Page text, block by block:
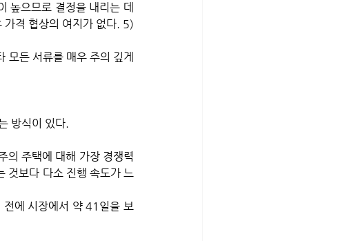
높으므로 결정을 내리는 데
가격 협상의 여지가 없다. 5)
모든 서류를 매우 주의 깊게
방식이 있다.
의 주택에 대해 가장 경쟁력
것보다 다소 진행 속도가 느
에 시장에서 약 41일을 보